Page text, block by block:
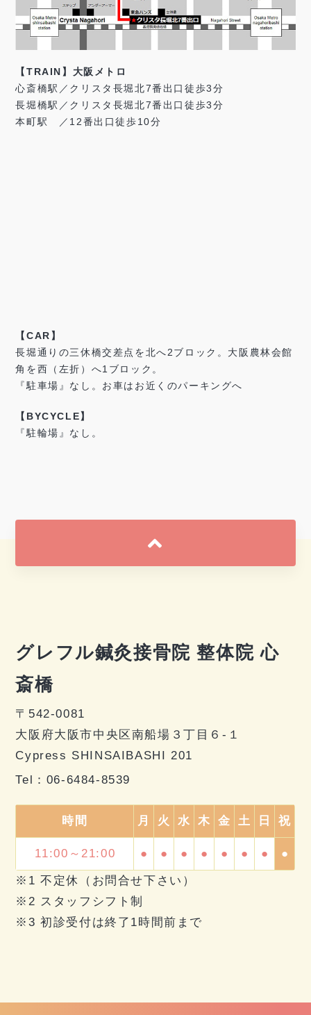
【TRAIN】大阪メトロ
心斎橋駅／クリスタ長堀北7番出口徒歩3分
長堀橋駅／クリスタ長堀北7番出口徒歩3分
本町駅 ／12番出口徒歩10分
【CAR】
長堀通りの三休橋交差点を北へ2ブロック。大阪農林会館
角を西（左折）へ1ブロック。
『駐車場』なし。お車はお近くのパーキングへ
【BYCYCLE】
『駐輪場』なし。
グレフル鍼灸接骨院 整体院 心
斎橋
〒542-0081
大阪府大阪市中央区南船場３丁目６-１
Cypress SHINSAIBASHI 201
Tel： 06-6484-8539
時間 月 火 水 木 金 土 日 祝
11:00～21:00 ● ● ● ● ● ● ● ●
※1 不定休（お問合せ下さい）
※2 スタッフシフト制
※3 初診受付は終了1時間前まで